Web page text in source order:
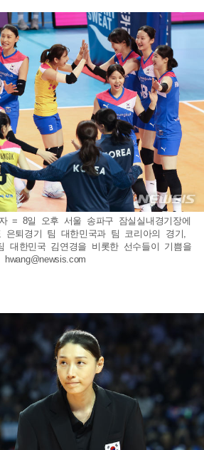
= 8일 오후 서울 송파구 잠실실내경기장에
은퇴경기 팀 대한민국과 팀 코리아의 경기,
대한민국 김연경을 비롯한 선수들이 기쁨을
hwang@newsis.com